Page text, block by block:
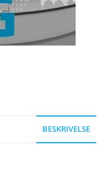
BESKRIVELSE